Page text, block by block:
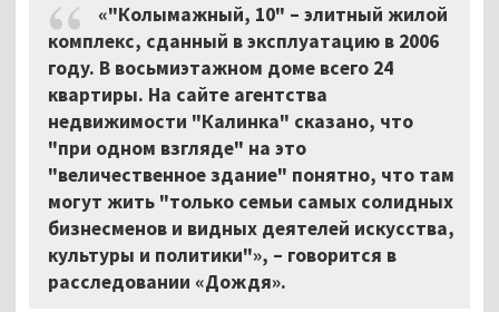
«"Колымажный, 10" – элитный жилой
комплекс, сданный в эксплуатацию в 2006
году. В восьмиэтажном доме всего 24
квартиры. На сайте агентства
недвижимости "Калинка" сказано, что
"при одном взгляде" на это
"величественное здание" понятно, что там
могут жить "только семьи самых солидных
бизнесменов и видных деятелей искусства,
культуры и политики"», – говорится в
расследовании «Дождя».